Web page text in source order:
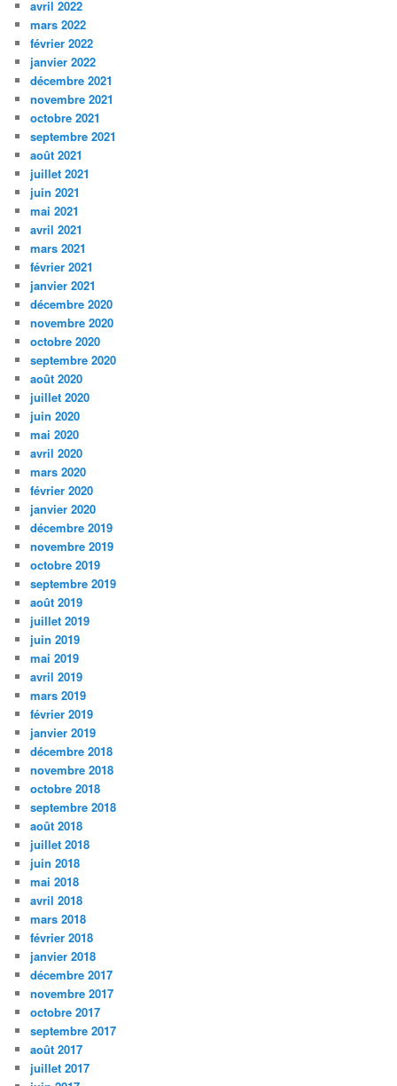
avril 2022
mars 2022
février 2022
janvier 2022
décembre 2021
novembre 2021
octobre 2021
septembre 2021
août 2021
juillet 2021
juin 2021
mai 2021
avril 2021
mars 2021
février 2021
janvier 2021
décembre 2020
novembre 2020
octobre 2020
septembre 2020
août 2020
juillet 2020
juin 2020
mai 2020
avril 2020
mars 2020
février 2020
janvier 2020
décembre 2019
novembre 2019
octobre 2019
septembre 2019
août 2019
juillet 2019
juin 2019
mai 2019
avril 2019
mars 2019
février 2019
janvier 2019
décembre 2018
novembre 2018
octobre 2018
septembre 2018
août 2018
juillet 2018
juin 2018
mai 2018
avril 2018
mars 2018
février 2018
janvier 2018
décembre 2017
novembre 2017
octobre 2017
septembre 2017
août 2017
juillet 2017